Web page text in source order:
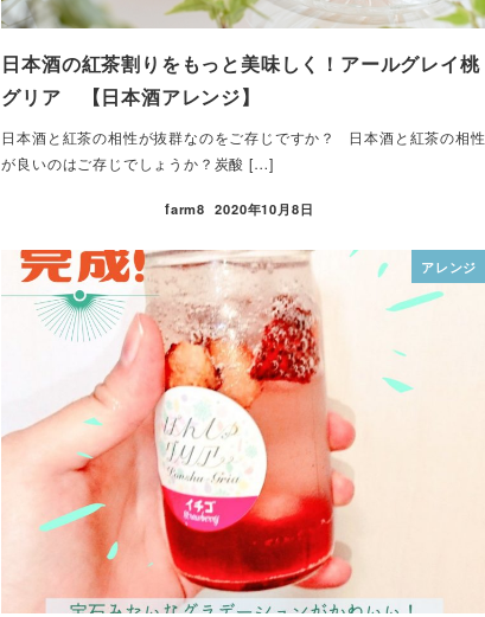
日本酒の紅茶割りをもっと美味しく！アールグレイ桃
グリア 【日本酒アレンジ】
日本酒と紅茶の相性が抜群なのをご存じですか？ 日本酒と紅茶の相性
が良いのはご存じでしょうか？炭酸 […]
farm8 2020年10月8日
アレンジ